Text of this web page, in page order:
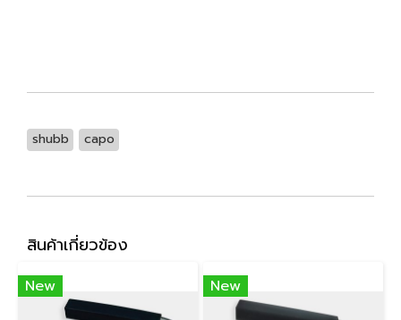
shubb capo
สินค้าเกี่ยวข้อง
New New